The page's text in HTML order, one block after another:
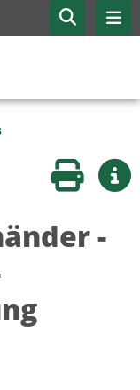
Seite
-